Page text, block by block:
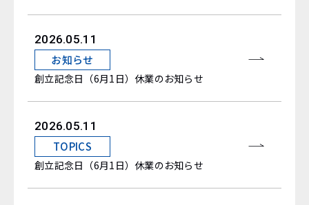
2026.05.11
お知らせ
創立記念日（6月1日）休業のお知らせ
2026.05.11
TOPICS
創立記念日（6月1日）休業のお知らせ